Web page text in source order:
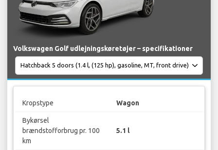
Volkswagen Golf udlejningskøretøjer – specifikationer
Kropstype Wagon
Bykørsel
brændstofforbrug pr. 100
km
5.1 l